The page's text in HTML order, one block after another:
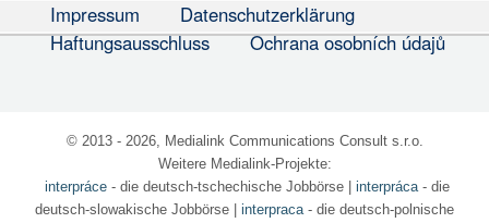
Impressum
Datenschutzerklärung
Haftungsausschluss
Ochrana osobních údajů
© 2013 - 2026, Medialink Communications Consult s.r.o.
Weitere Medialink-Projekte:
interpráce- die deutsch-tschechische Jobbörse| interpráca- die
deutsch-slowakische Jobbörse | interpraca- die deutsch-polnische